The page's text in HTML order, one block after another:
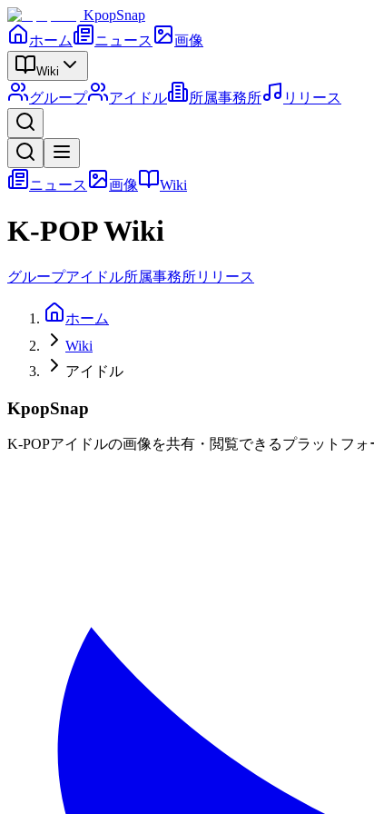
KpopSnap
ホーム
ニュース 画像
Wiki
グループ アイドル 所属事務所 リリース
ニュース 画像 Wiki
K-POP Wiki
グループアイドル所属事務所リリース
ホーム
Wiki
アイドル
KpopSnap
K-POPアイドルの画像を共有・閲覧できるプラットフ